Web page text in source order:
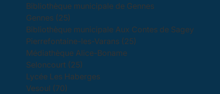
Bibliothèque municipale de Gennes
Gennes (25)
Bibliothèque municipale Aux Contes de Sagey
Pierrefontaine-les-Varans (25)
Médiathèque Alice-Boname
Seloncourt (25)
Lycée Les Haberges
Vesoul (70)